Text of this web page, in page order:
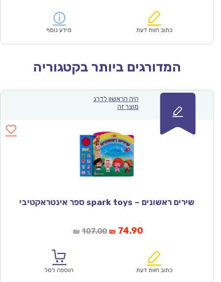
₪64.00.
הוא:
כתוב חוות דעת מידע נוסף
המדורגים ביותר בקטגוריה
היה הראשון לדרג
מוצר זה
שירים ראשונים – spark toys ספר אינטראקטיבי
₪ 107.00המחיר
₪107.00.
₪ 74.90המחיר
הוא:
כתוב חוות דעת הוספה לסל